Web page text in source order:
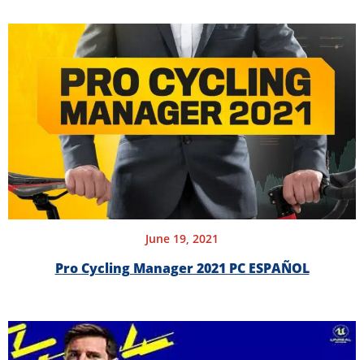
June 19, 2021
Pro Cycling Manager 2021 PC ESPAÑOL